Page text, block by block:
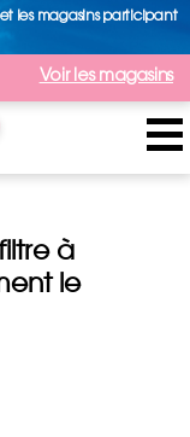
les magasins participant
Voir les magasins
à
le